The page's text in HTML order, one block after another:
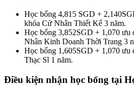
Học bổng 4,815 SGD +
khóa Cử Nhân Thiết Kế 3 năm.
Học bổng 3,852SGD + 1,070 ưu
Nhân Kinh Doanh Thời Trang 3
Học bổng 1,605SGD + 1,070 ưu
Thạc Sĩ 1 năm.
Điều kiện nhận học bổng tại